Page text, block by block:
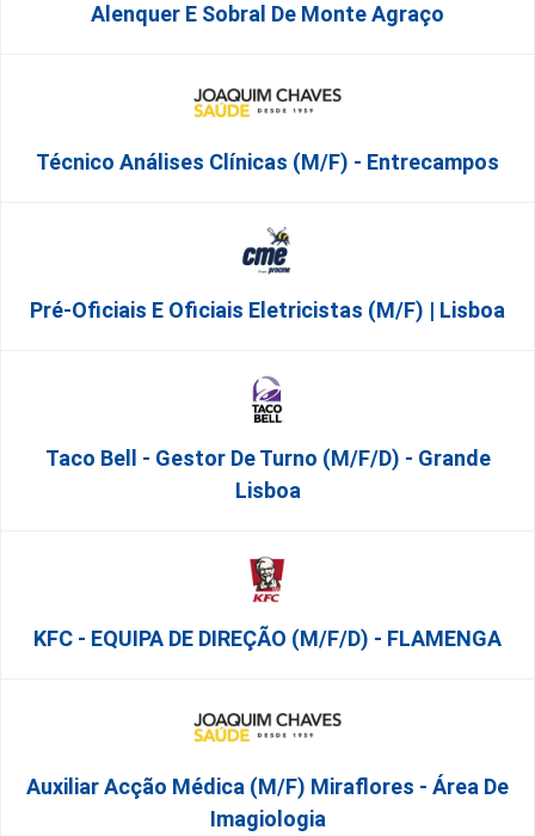
Alenquer E Sobral De Monte Agraço
Técnico Análises Clínicas (M/F) - Entrecampos
Pré-Oficiais E Oficiais Eletricistas (m/f) | Lisboa
Taco Bell - Gestor De Turno (m/f/d) - Grande
Lisboa
KFC - EQUIPA DE DIREÇÃO (m/f/d) - FLAMENGA
Auxiliar Acção Médica (M/F) Miraflores - Área De
Imagiologia